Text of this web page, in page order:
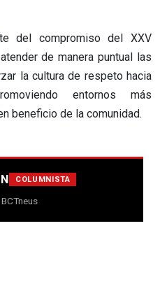
del compromiso del XXV
de manera puntual las
la cultura de respeto hacia
entornos más
beneficio de la comunidad.
COLUMNISTA